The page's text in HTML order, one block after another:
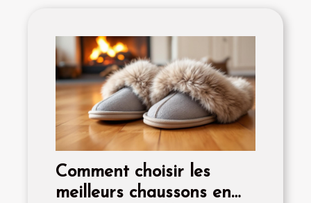
Comment choisir les
meilleurs chaussons en